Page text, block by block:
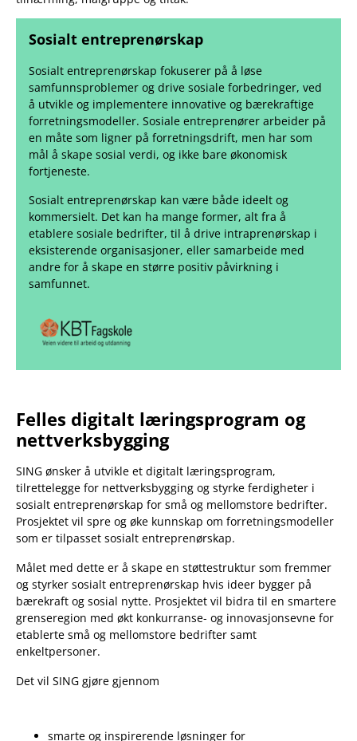
Sosialt entreprenørskap
Sosialt entreprenørskap fokuserer på å løse
samfunnsproblemer og drive sosiale forbedringer, ved
å utvikle og implementere innovative og bærekraftige
forretningsmodeller. Sosiale entreprenører arbeider på
en måte som ligner på forretningsdrift, men har som
mål å skape sosial verdi, og ikke bare økonomisk
fortjeneste.
Sosialt entreprenørskap kan være både ideelt og
kommersielt. Det kan ha mange former, alt fra å
etablere sosiale bedrifter, til å drive intraprenørskap i
eksisterende organisasjoner, eller samarbeide med
andre for å skape en større positiv påvirkning i
samfunnet.
Felles digitalt læringsprogram og
nettverksbygging
SING ønsker å utvikle et digitalt læringsprogram,
tilrettelegge for nettverksbygging og styrke ferdigheter i
sosialt entreprenørskap for små og mellomstore bedrifter.
Prosjektet vil spre og øke kunnskap om forretningsmodeller
som er tilpasset sosialt entreprenørskap.
Målet med dette er å skape en støttestruktur som fremmer
og styrker sosialt entreprenørskap hvis ideer bygger på
bærekraft og sosial nytte. Prosjektet vil bidra til en smartere
grenseregion med økt konkurranse- og innovasjonsevne for
etablerte små og mellomstore bedrifter samt
enkeltpersoner.
Det vil SING gjøre gjennom
smarte og inspirerende løsninger for